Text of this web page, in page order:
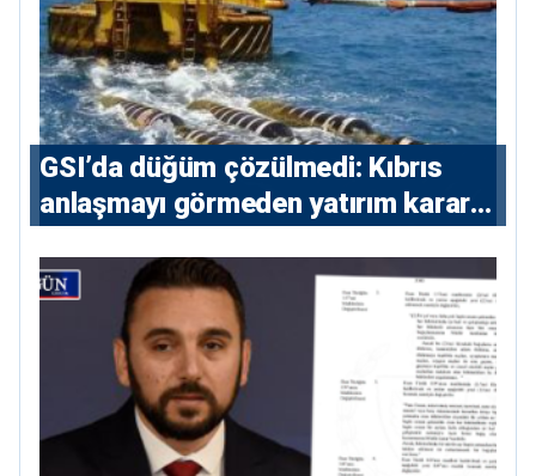
GSI’da düğüm çözülmedi: Kıbrıs
anlaşmayı görmeden yatırım kararı